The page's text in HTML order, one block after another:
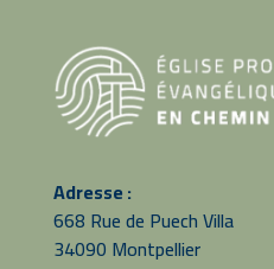
Adresse :
668 Rue de Puech Villa
34090 Montpellier